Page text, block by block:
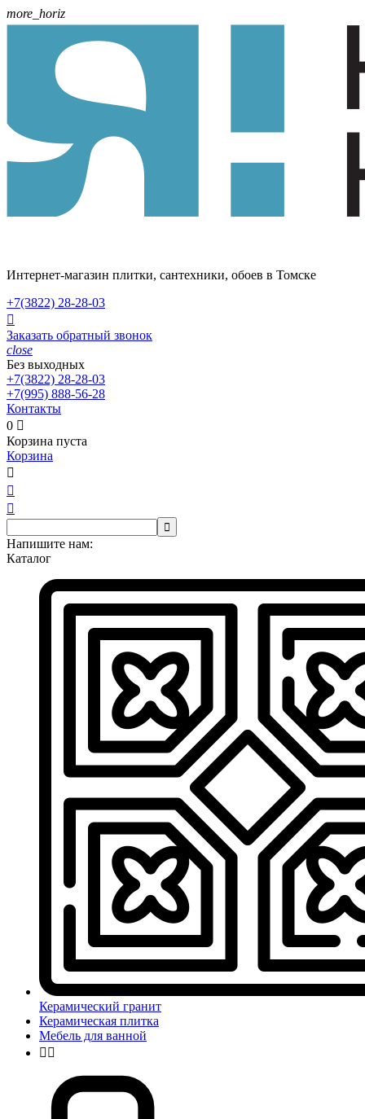
more_horiz
Интернет-магазин плитки, сантехники, обоев в Томске
+7(3822) 28-28-03

Заказать обратный звонок
close
Без выходных
+7(3822) 28-28-03
+7(995) 888-56-28
Контакты
0 
Корзина пуста
Корзина




Напишите нам:
Каталог
Керамический гранит
Керамическая плитка
Мебель для ванной
 